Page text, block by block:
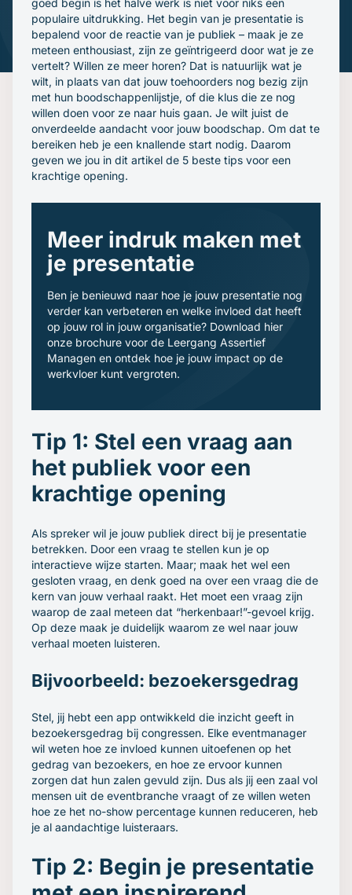
Gratis oefenavonden
Contact
goed begin is het halve werk is niet voor niks een
populaire uitdrukking. Het begin van je presentatie is
bepalend voor de reactie van je publiek – maak je ze
meteen enthousiast, zijn ze geïntrigeerd door wat je ze
vertelt? Willen ze meer horen? Dat is natuurlijk wat je
wilt, in plaats van dat jouw toehoorders nog bezig zijn
met hun boodschappenlijstje, of die klus die ze nog
willen doen voor ze naar huis gaan. Je wilt juist de
onverdeelde aandacht voor jouw boodschap. Om dat te
bereiken heb je een knallende start nodig. Daarom
geven we jou in dit artikel de 5 beste tips voor een
krachtige opening.
Meer indruk maken met
je presentatie
Ben je benieuwd naar hoe je jouw presentatie nog
verder kan verbeteren en welke invloed dat heeft
op jouw rol in jouw organisatie? Download hier
onze brochure voor de Leergang Assertief
Managen en ontdek hoe je jouw impact op de
werkvloer kunt vergroten.
Tip 1: Stel een vraag aan
het publiek voor een
krachtige opening
Als spreker wil je jouw publiek direct bij je presentatie
betrekken. Door een vraag te stellen kun je op
interactieve wijze starten. Maar; maak het wel een
gesloten vraag, en denk goed na over een vraag die de
kern van jouw verhaal raakt. Het moet een vraag zijn
waarop de zaal meteen dat “herkenbaar!”-gevoel krijg.
Op deze maak je duidelijk waarom ze wel naar jouw
verhaal moeten luisteren.
Bijvoorbeeld: bezoekersgedrag
Stel, jij hebt een app ontwikkeld die inzicht geeft in
bezoekersgedrag bij congressen. Elke eventmanager
wil weten hoe ze invloed kunnen uitoefenen op het
gedrag van bezoekers, en hoe ze ervoor kunnen
zorgen dat hun zalen gevuld zijn. Dus als jij een zaal vol
mensen uit de eventbranche vraagt of ze willen weten
hoe ze het no-show percentage kunnen reduceren, heb
je al aandachtige luisteraars.
Tip 2: Begin je presentatie